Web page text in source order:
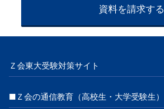
資料を請求する
Ｚ会東大受験対策サイト
■Ｚ会の通信教育（高校生・大学受験生）